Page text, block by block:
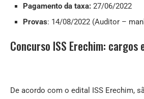
Pagamento da taxa: 27/06/2022
Provas: 14/08/2022 (Auditor –
Concurso ISS Erechim: cargos
De acordo com o edital ISS Erechim,